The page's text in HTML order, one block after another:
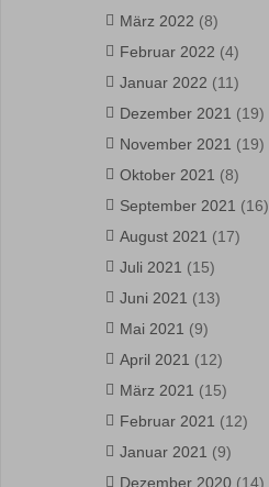
März 2022 (8)
Februar 2022 (4)
Januar 2022 (11)
Dezember 2021 (19)
November 2021 (19)
Oktober 2021 (8)
September 2021 (16)
August 2021 (17)
Juli 2021 (15)
Juni 2021 (13)
Mai 2021 (9)
April 2021 (12)
März 2021 (15)
Februar 2021 (12)
Januar 2021 (9)
Dezember 2020 (14)